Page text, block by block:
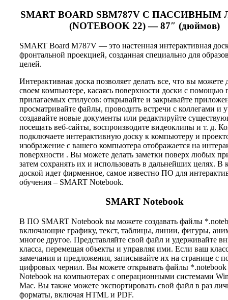
SMART BOARD SBM787V С
(NOTEBOOK 22) — 87″ (дюймов)
SMART Board M787V — это настенная интерактивная
фронтальной проекцией, созданная специально для
целей.
Интерактивная доска позволяет делать все, что вы можете
своем компьютере, касаясь поверхности доски с помощью
прилагаемых стилусов: открывайте и закрывайте
просматривайте файлы, проводить встречи с коллегами и
создавайте новые документы или редактируйте
посещать веб-сайты, воспроизводите видеоклипы и т. д.
подключаете интерактивную доску к компьютеру и
изображение с вашего компьютера отображается на
поверхности . Вы можете делать заметки поверх любых
затем сохранять их и использовать в дальнейших целях. В
доской идет фирменное, самое известно ПО для
обучения – SMART Notebook.
SMART Notebook
В ПО SMART Notebook вы можете создавать файлы
включающие графику, текст, таблицы, линии, фигуры,
многое другое. Представляйте свой файл и удерживайте
класса, перемещая объекты и управляя ими. Если ваш
замечания и предложения, записывайте их на странице с
цифровых чернил. Вы можете открывать файлы
Notebook на компьютерах с операционными системами
Mac. Вы также можете экспортировать свой файл в раз
форматы, включая HTML и PDF.